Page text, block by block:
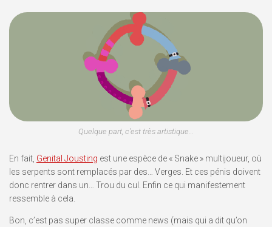
Quelque part, c’est très artistique…
En fait, Genital Jousting est une espèce de « Snake » multijoueur, où
les serpents sont remplacés par des… Verges. Et ces pénis doivent
donc rentrer dans un… Trou du cul. Enfin ce qui manifestement
ressemble à cela.
Bon, c’est pas super classe comme news (mais qui a dit qu’on